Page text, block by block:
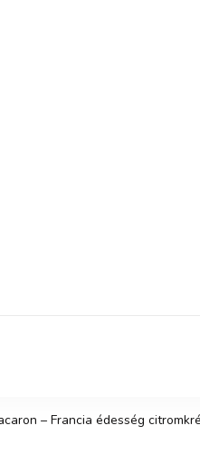
– Francia édesség